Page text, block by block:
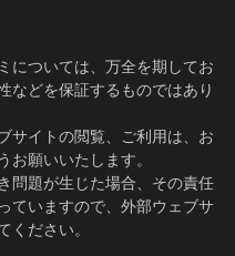
については、万全を期してお
などを保証するものではあり
サイトの閲覧、ご利用は、お
願いいたします。
問題が生じた場合、その責任
ていますので、外部ウェブサ
ください。